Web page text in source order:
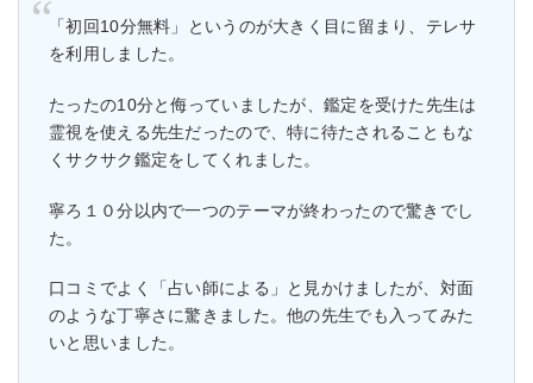
「初回10分無料」というのが大きく目に留まり、テレサ
を利用しました。
たったの10分と侮っていましたが、鑑定を受けた先生は
霊視を使える先生だったので、特に待たされることもな
くサクサク鑑定をしてくれました。
寧ろ１０分以内で一つのテーマが終わったので驚きでし
た。
口コミでよく「占い師による」と見かけましたが、対面
のような丁寧さに驚きました。他の先生でも入ってみた
いと思いました。